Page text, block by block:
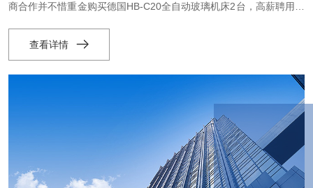
商合作并不惜重金购买德国HB-C20全自动玻璃机床2台，高薪聘用技
力，制造工艺的创新，机床的操作技能及国外加工的理念，另外我们
查看详情